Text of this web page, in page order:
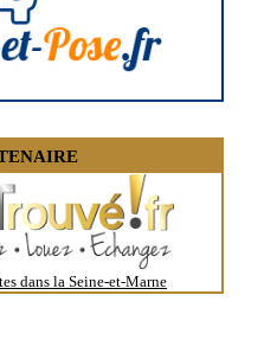
dans la Seine-et-Marne